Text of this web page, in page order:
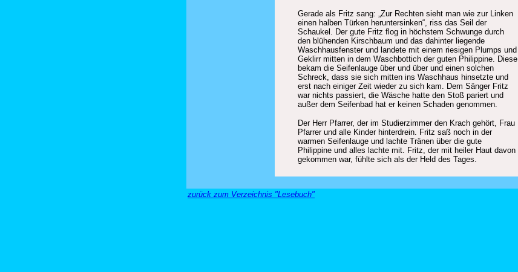
Gerade als Fritz sang: „Zur Rechten sieht man wie zur Linken
einen halben Türken heruntersinken“, riss das Seil der
Schaukel. Der gute Fritz flog in höchstem Schwunge durch
den blühenden Kirschbaum und das dahinter liegende
Waschhausfenster und landete mit einem riesigen Plumps und
Geklirr mitten in dem Waschbottich der guten Philippine. Diese
bekam die Seifenlauge über und über und einen solchen
Schreck, dass sie sich mitten ins Waschhaus hinsetzte und
erst nach einiger Zeit wieder zu sich kam. Dem Sänger Fritz
war nichts passiert, die Wäsche hatte den Stoß pariert und
außer dem Seifenbad hat er keinen Schaden genommen.
Der Herr Pfarrer, der im Studierzimmer den Krach gehört, Frau
Pfarrer und alle Kinder hinterdrein. Fritz saß noch in der
warmen Seifenlauge und lachte Tränen über die gute
Philippine und alles lachte mit. Fritz, der mit heiler Haut davon
gekommen war, fühlte sich als der Held des Tages.
zurück zum Verzeichnis "Lesebuch"